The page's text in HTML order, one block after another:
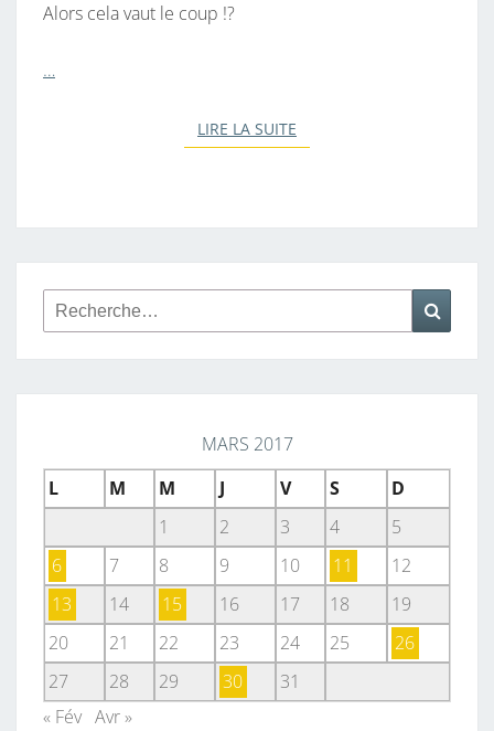
Alors cela vaut le coup !?
…
LIRE LA SUITE
Rechercher :
MARS 2017
L
M M J V S
D
1
2 3 4
5
6
7 8 9 10 11
12
13
14 15 16 17 18
19
20
21 22 23 24 25
26
27
28 29 30
31
« Fév Avr »